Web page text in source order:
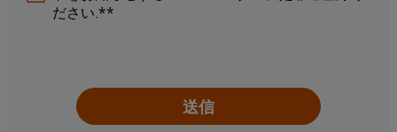
ださい.**
送信